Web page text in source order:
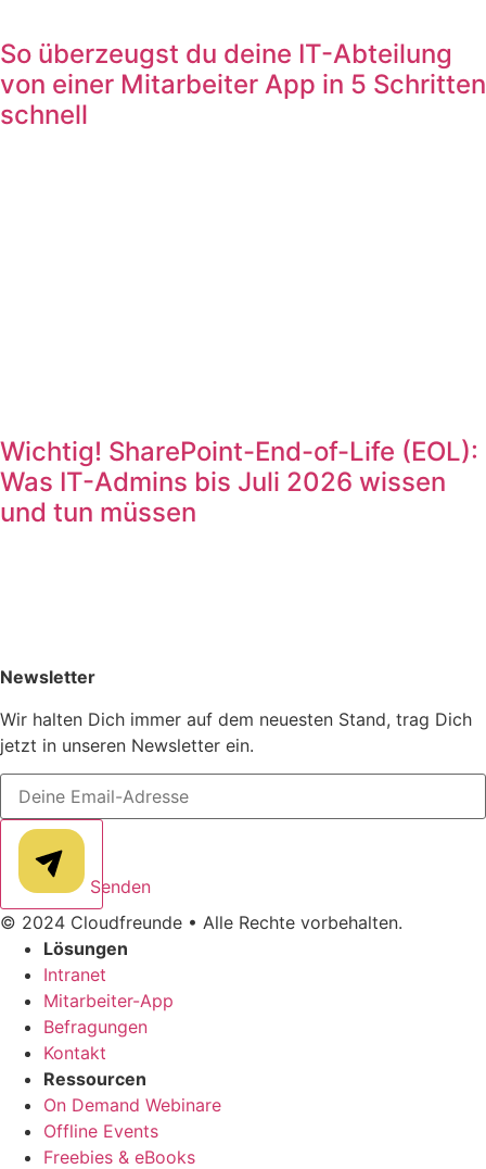
So überzeugst du deine IT-Abteilung
von einer Mitarbeiter App in 5 Schritten
schnell
Wichtig! SharePoint-End-of-Life (EOL):
Was IT-Admins bis Juli 2026 wissen
und tun müssen
Newsletter
Wir halten Dich immer auf dem neuesten Stand, trag Dich
jetzt in unseren Newsletter ein.
Senden
© 2024 Cloudfreunde • Alle Rechte vorbehalten.
Lösungen
Intranet
Mitarbeiter-App
Befragungen
Kontakt
Ressourcen
On Demand Webinare
Offline Events
Freebies & eBooks